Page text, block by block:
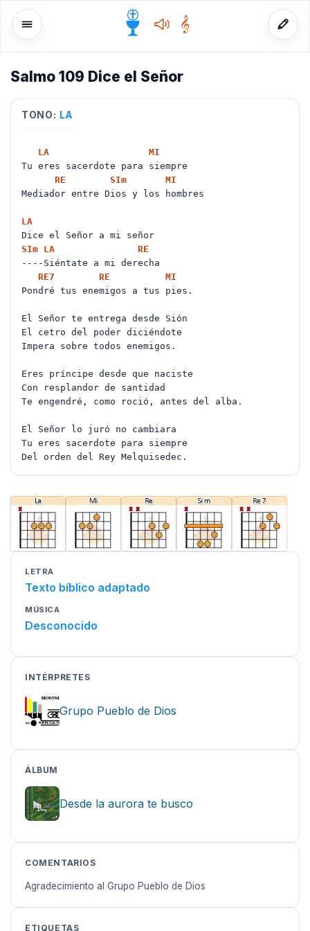
Salmo 109 Dice el Señor
TONO: LA
LA
MI
Tu eres sacerdote para siempre
RE
SIm
MI
Mediador entre Dios y los hombres
LA
Dice el Señor a mi señor
SIm LA
RE
----Siéntate a mi derecha
RE7 RE
MI
Pondré tus enemigos a tus pies.
El Señor te entrega desde Sión
El cetro del poder diciéndote
Impera sobre todos enemigos.
Eres príncipe desde que naciste
Con resplandor de santidad
Te engendré, como roció, antes del alba.
El Señor lo juró no cambiara
Tu eres sacerdote para siempre
Del orden del Rey Melquisedec.
LETRA
Texto bíblico adaptado
MÚSICA
Desconocido
INTÉRPRETES
Grupo Pueblo de Dios
ÁLBUM
Desde la aurora te busco
COMENTARIOS
Agradecimiento al Grupo Pueblo de Dios
ETIQUETAS